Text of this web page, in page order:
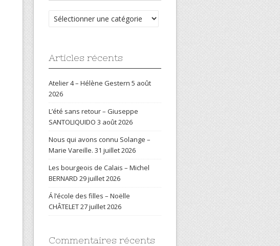
Catégories
Articles récents
Atelier 4 – Hélène Gestern 5 août
2026
L’été sans retour – Giuseppe
SANTOLIQUIDO 3 août 2026
Nous qui avons connu Solange –
Marie Vareille. 31 juillet 2026
Les bourgeois de Calais – Michel
BERNARD 29 juillet 2026
Á l’école des filles – Noëlle
CHÂTELET27 juillet 2026
Commentaires récents